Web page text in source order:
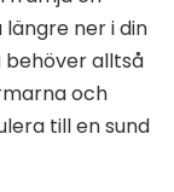
ner i din
behöver alltså
och
till en sund